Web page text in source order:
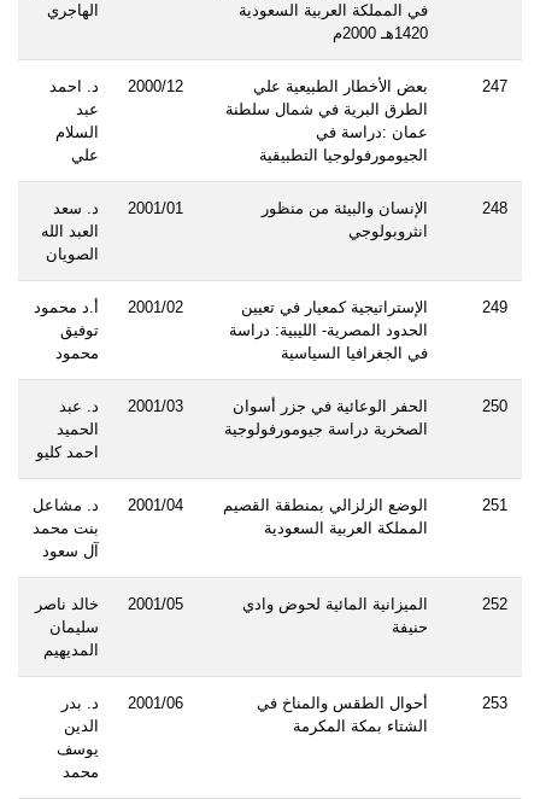
في المملكة العربية السعودية
1420هـ 2000م
الهاجري
247
بعض الأخطار الطبيعية علي
الطرق البرية في شمال سلطنة
عمان :دراسة في
الجيومورفولوجيا التطبيقية
2000/12
د. احمد
عبد
السلام
علي
248
الإنسان والبيئة من منظور
انثروبولوجي
2001/01
د. سعد
العبد الله
الصويان
249
الإستراتيجية كمعيار في تعيين
الحدود المصرية- الليبية: دراسة
في الجغرافيا السياسية
2001/02
أ.د محمود
توفيق
محمود
250
الحفر الوعائية في جزر أسوان
الصخرية دراسة جيومورفولوجية
2001/03
د. عبد
الحميد
احمد كليو
251
الوضع الزلزالي بمنطقة القصيم
المملكة العربية السعودية
2001/04
د. مشاعل
بنت محمد
آل سعود
252
الميزانية المائية لحوض وادي
حنيفة
2001/05
خالد ناصر
سليمان
المديهيم
253
أحوال الطقس والمناخ في
الشتاء بمكة المكرمة
2001/06
د. بدر
الدين
يوسف
محمد